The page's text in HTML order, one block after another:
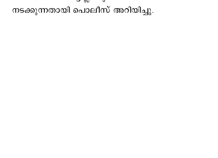
നടക്കുന്നതായി പൊലീസ് അറിയിച്ചു.